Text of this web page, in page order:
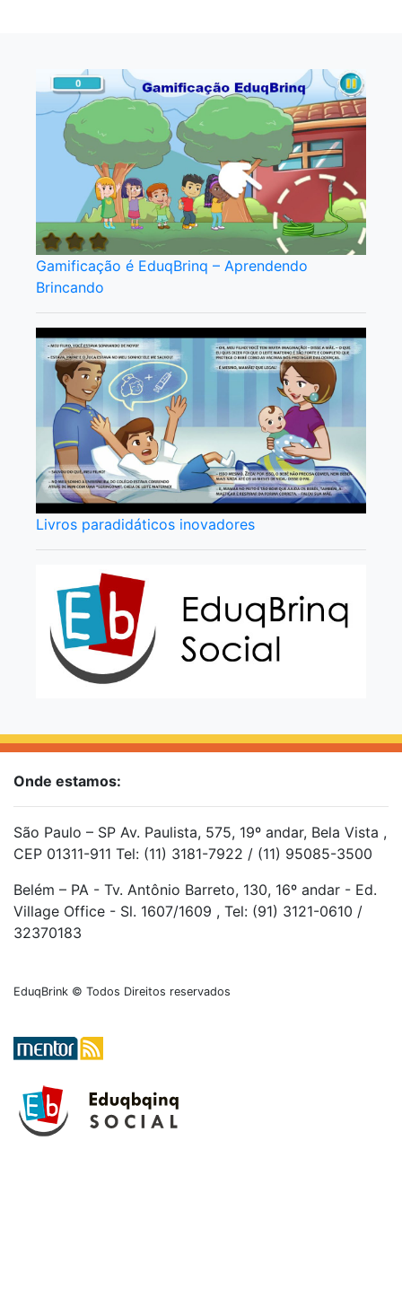
Gamificação é EduqBrinq – Aprendendo
Brincando
Livros paradidáticos inovadores
Onde estamos:
São Paulo – SP Av. Paulista, 575, 19º andar, Bela Vista ,
CEP 01311-911 Tel: (11) 3181-7922 / (11) 95085-3500
Belém – PA - Tv. Antônio Barreto, 130, 16º andar - Ed.
Village Office - Sl. 1607/1609 , Tel: (91) 3121-0610 /
32370183
EduqBrink © Todos Direitos reservados